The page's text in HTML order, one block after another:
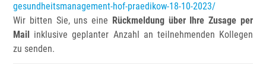
gesundheitsmanagement-hof-praedikow-18-10-2023/
Wir bitten Sie, uns eine Rückmeldung über Ihre Zusage per
Mail inklusive geplanter Anzahl an teilnehmenden Kollegen
zu senden.